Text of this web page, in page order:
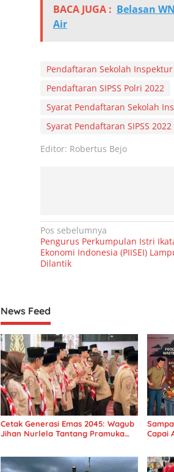
BACA JUGA : Belasan
Air
Pendaftaran Sekolah
Pendaftaran SIPSS Polri 2022
Syarat Pendaftaran Sekolah
Syarat Pendaftaran SIPSS 2022
Editor: Robertus Bejo
N
a
v
g
a
s
i
p
o
s
Pos sebelumnya
Pengurus Perkumpulan Istri
Ekonomi Indonesia (PIISEI)
Dilantik
News Feed
Cetak Generasi Emas 2045: Wagub
Jihan Nurlela Tantang Pramuka
Capai